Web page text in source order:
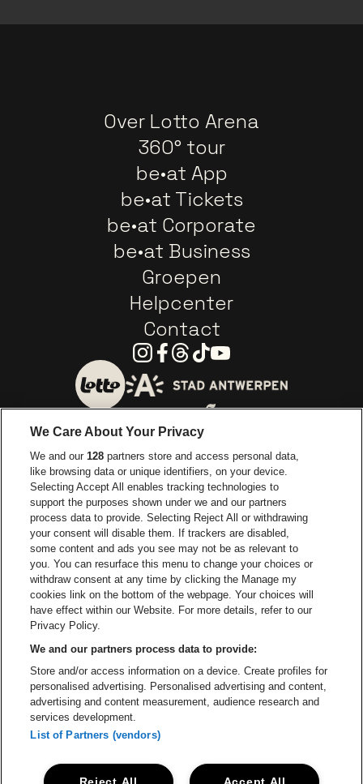
Over Lotto Arena
360° tour
be•at App
be•at Tickets
be•at Corporate
be•at Business
Groepen
Helpcenter
Contact
Instagram
Facebook
Threads
TiktokYoutube
Ga naar de website van
Ga naar de website van Europcar
Ga naar de
Ga naar de website van Coca-Cola
Ga naar de website van
Ga naar
Ga naar de website van Champagne
Ga naar de website
Ga naar de website van Het
Ga naar de
Lotto Arena is een deel vanbe•at
Lotto Arena
Be-At Venues
Schijnpoortweg 119, 2170 Antwerpen
BTW (BE) 0461.051.688 - RPR Antwerpen
BNP Paribas Fortis - IBAN: BE93 2200 4925 0067 - BIC:
GEBABEBB
We Care About Your Privacy
We and our128 partners store and access personal data,
like browsing data or unique identifiers, on your device.
Selecting Accept All enables tracking technologies to
support the purposes shown under we and our partners
process data to provide. Selecting Reject All or withdrawing
your consent will disable them. If trackers are disabled,
some content and ads you see may not be as relevant to
you. You can resurface this menu to change your choices or
withdraw consent at any time by clicking the Manage my
cookies link on the bottom of the webpage. Your choices will
have effect within our Website. For more details, refer to our
Privacy Policy.
We and our partners process data to provide:
Store and/or access information on a device. Create profiles for
personalised advertising. Personalised advertising and content,
advertising and content measurement, audience research and
services development.
List of Partners (vendors)